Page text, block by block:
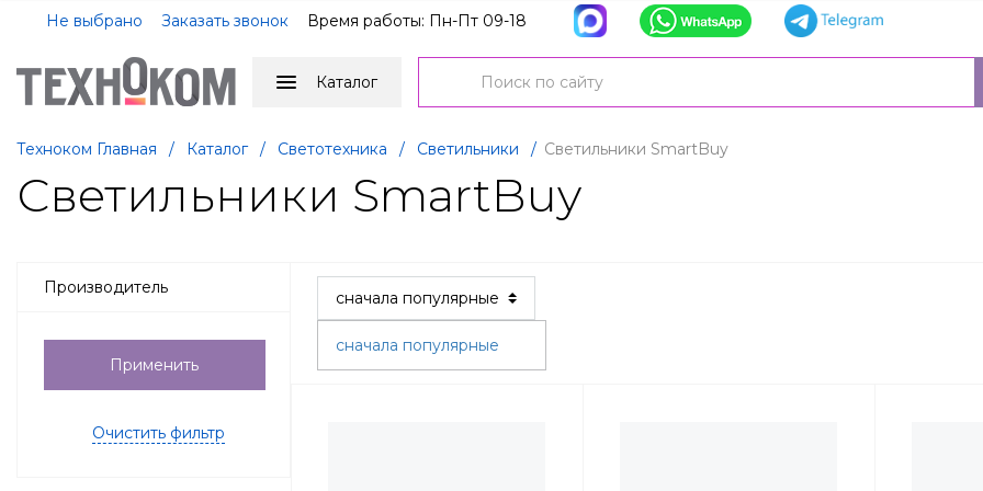
Не выбрано Заказать звонок Время работы: Пн-Пт 09-18
Каталог
Техноком Главная / Каталог / Светотехника / Светильники / Светильники SmartBuy
Светильники SmartBuy
сначала популярные
Производитель
Применить
Очистить фильтр